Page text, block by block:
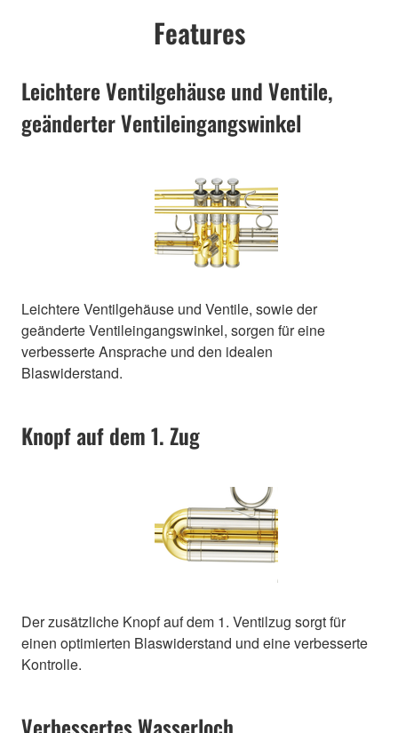
Features
Leichtere Ventilgehäuse und Ventile,
geänderter Ventileingangswinkel
Leichtere Ventilgehäuse und Ventile, sowie der
geänderte Ventileingangswinkel, sorgen für eine
verbesserte Ansprache und den idealen
Blaswiderstand.
Knopf auf dem 1. Zug
Der zusätzliche Knopf auf dem 1. Ventilzug sorgt für
einen optimierten Blaswiderstand und eine verbesserte
Kontrolle.